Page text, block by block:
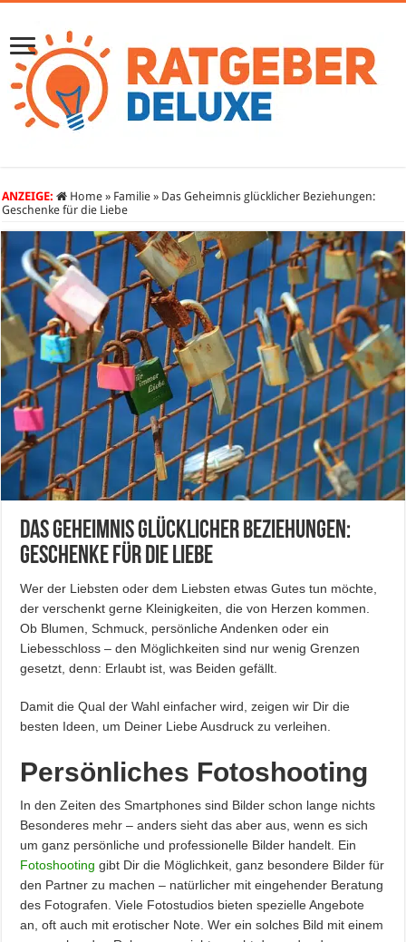
ANZEIGE: Home » Familie » Das Geheimnis glücklicher Beziehungen:
Geschenke für die Liebe
Das Geheimnis glücklicher Beziehungen:
Geschenke für die Liebe
Wer der Liebsten oder dem Liebsten etwas Gutes tun möchte,
der verschenkt gerne Kleinigkeiten, die von Herzen kommen.
Ob Blumen, Schmuck, persönliche Andenken oder ein
Liebesschloss – den Möglichkeiten sind nur wenig Grenzen
gesetzt, denn: Erlaubt ist, was Beiden gefällt.
Damit die Qual der Wahl einfacher wird, zeigen wir Dir die
besten Ideen, um Deiner Liebe Ausdruck zu verleihen.
Persönliches Fotoshooting
In den Zeiten des Smartphones sind Bilder schon lange nichts
Besonderes mehr – anders sieht das aber aus, wenn es sich
um ganz persönliche und professionelle Bilder handelt. Ein
Fotoshooting gibt Dir die Möglichkeit, ganz besondere Bilder für
den Partner zu machen – natürlicher mit eingehender Beratung
des Fotografen. Viele Fotostudios bieten spezielle Angebote
an, oft auch mit erotischer Note. Wer ein solches Bild mit einem